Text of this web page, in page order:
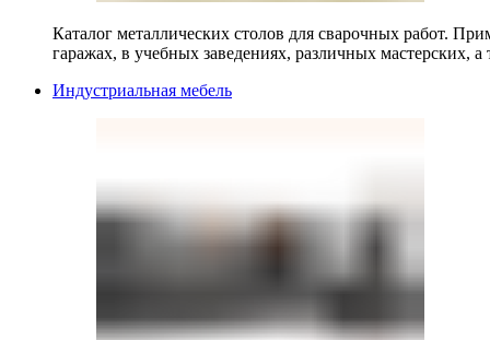
Каталог металлических столов для сварочных работ.
гаражах, в учебных заведениях, различных мастерских, а
Индустриальная мебель